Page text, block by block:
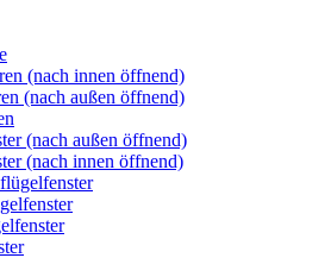
(nach innen öffnend)
(nach außen öffnend)
(nach außen öffnend)
(nach innen öffnend)